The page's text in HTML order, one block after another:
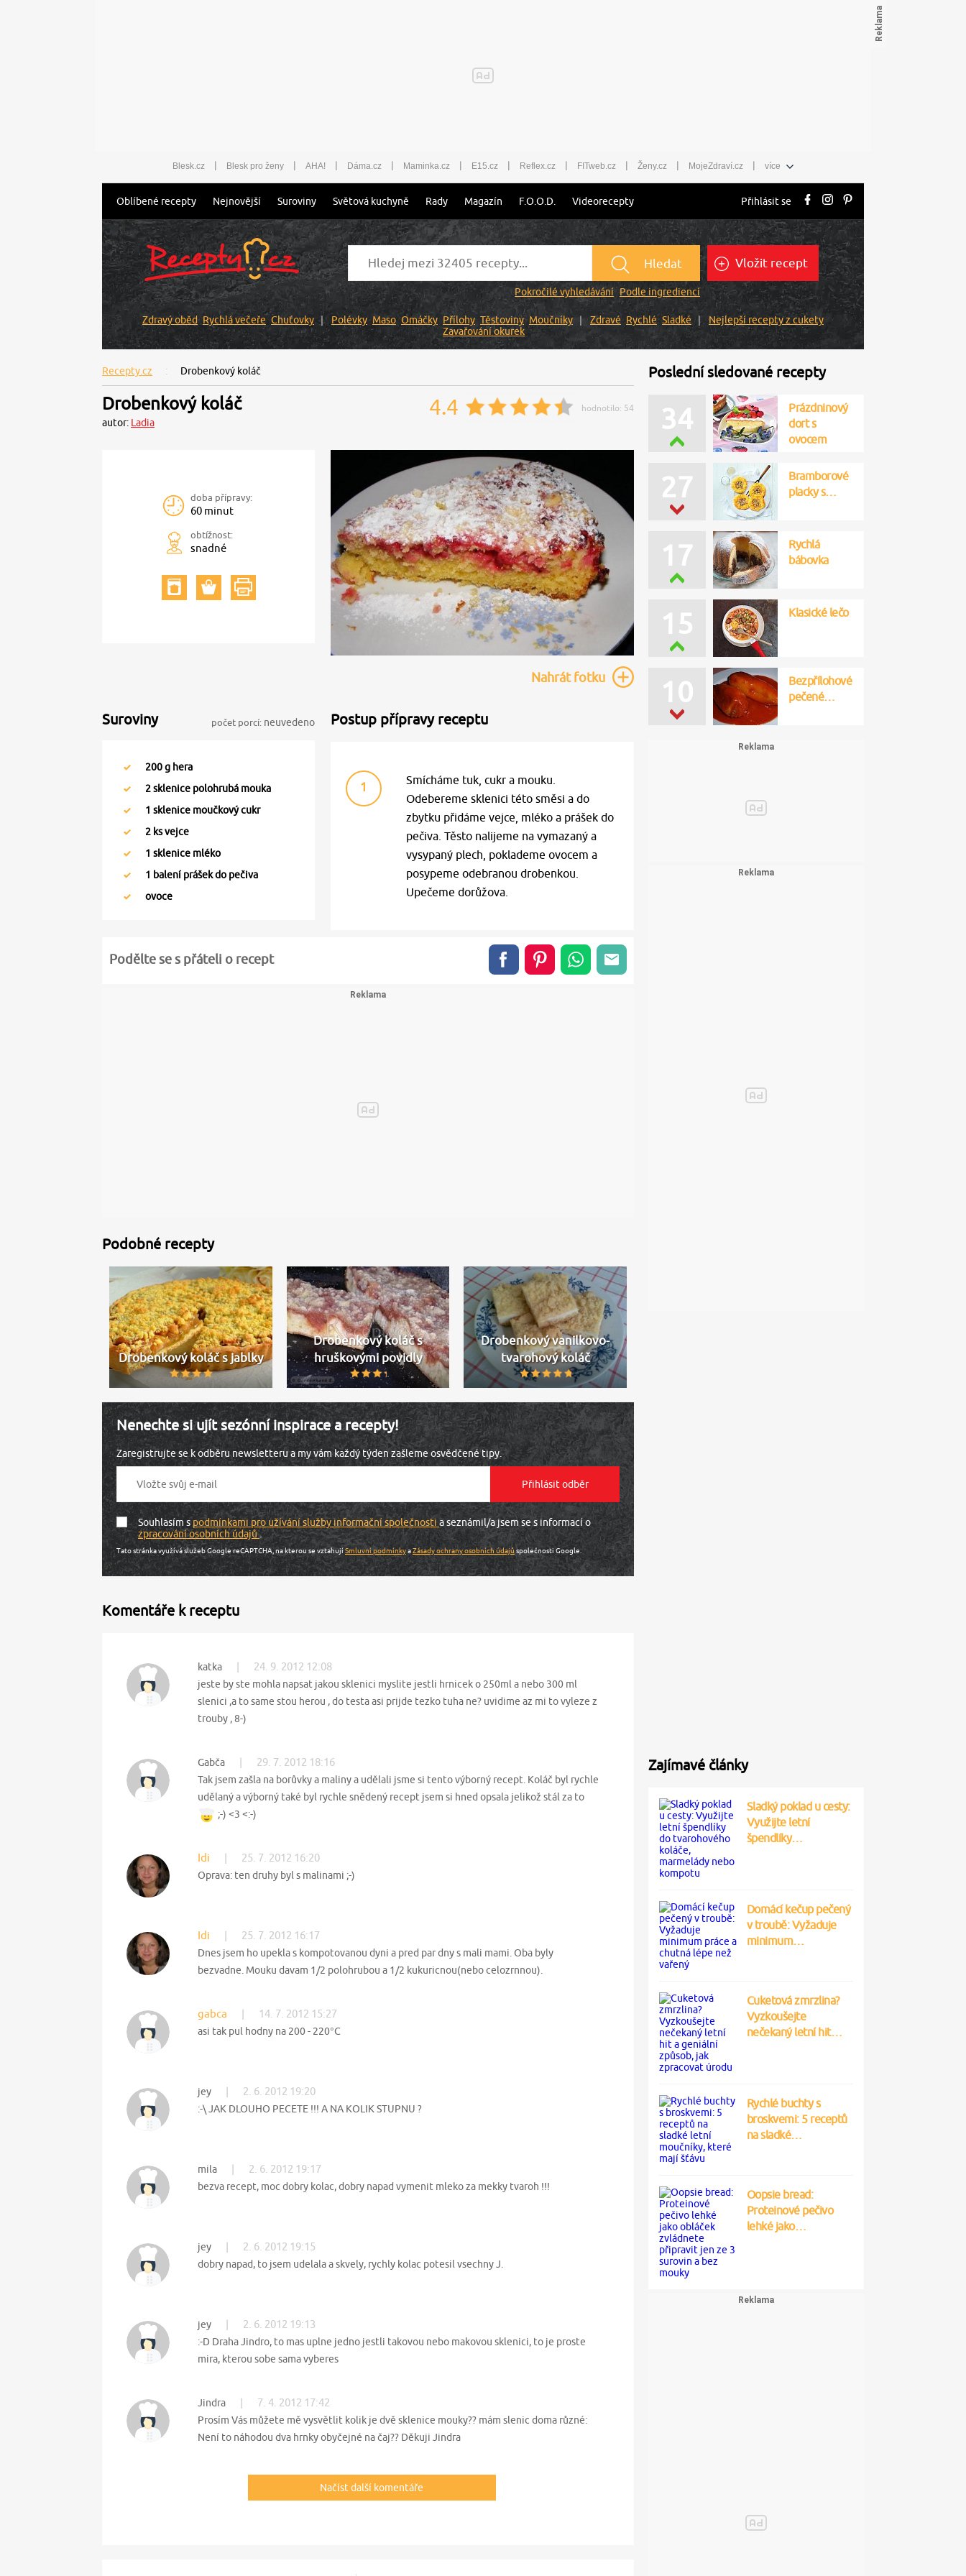
Blesk.cz | Blesk pro ženy | AHA! | Dáma.cz | Maminka.cz | E15.cz | Reflex.cz | FITweb.cz | Ženy.cz | MojeZdraví.cz | více
Oblíbené recepty Nejnovější Suroviny Světová kuchyně Rady Magazín F.O.O.D. Videorecepty Přihlásit se
Hledat
Pokročilé vyhledávání Podle ingrediencí
Vložit recept
Zdravý oběd Rychlá večeře Chuťovky Polévky Maso Omáčky Přílohy Těstoviny Moučníky Zdravé Rychlé Sladké
Nejlepší recepty z cukety
Zavařování okurek
Recepty.cz Drobenkový koláč
Drobenkový koláč
autor: Ladia
4.4 hodnotilo: 54
doba přípravy:
60 minut
obtížnost:
snadné
Nahrátfotku
Suroviny počet porcí: neuvedeno
200g hera
2sklenice polohrubá mouka
1 sklenice moučkový cukr
2 ks vejce
1 sklenice mléko
1 balení prášek do pečiva
ovoce
Postup přípravy receptu
1
Smícháme tuk, cukr a mouku.
Odebereme sklenici této směsi a do
zbytku přidáme vejce, mléko a prášek do
pečiva. Těsto nalijeme na vymazaný a
vysypaný plech, poklademe ovocem a
posypeme odebranou drobenkou.
Upečeme dorůžova.
Podělte se s přáteli o recept
Podobné recepty
Drobenkový koláč s jablky
Drobenkový koláč s
hruškovými povidly
Drobenkový vanilkovo-
tvarohový koláč
Nenechte si ujít sezónní inspirace a recepty!
Zaregistrujte se k odběru newsletteru a my vám každý týden zašleme osvědčené tipy.
Souhlasím spodmínkami pro užívání služby informační společnosti a seznámil/a jsem se s informací o
zpracování osobních údajů.
Tato stránka využívá služeb Google reCAPTCHA, na kterou se vztahujíSmluvní podmínkyaZásady ochrany osobních údajůspolečnosti Google.
Komentáře k receptu
katka 24. 9. 2012 12:08
jeste by ste mohla napsat jakou sklenici myslite jestli hrnicek o 250ml a nebo 300 ml
slenici ,a to same stou herou , do testa asi prijde tezko tuha ne? uvidime az mi to vyleze z
trouby , 8-)
Gabča 29. 7. 2012 18:16
Tak jsem zašla na borůvky a maliny a udělali jsme si tento výborný recept. Koláč byl rychle
udělaný a výborný také byl rychle snědený recept jsem si hned opsala jelikož stál za to
;-) <3 <:-)
Idi 25. 7. 2012 16:20
Oprava: ten druhy byl s malinami ;-)
Idi 25. 7. 2012 16:17
Dnes jsem ho upekla s kompotovanou dyni a pred par dny s mali mami. Oba byly
bezvadne. Mouku davam 1/2 polohrubou a 1/2 kukuricnou(nebo celozrnnou).
gabca 14. 7. 2012 15:27
asi tak pul hodny na 200 - 220°C
jey 2. 6. 2012 19:20
:-\ JAK DLOUHO PECETE !!! A NA KOLIK STUPNU ?
mila 2. 6. 2012 19:17
bezva recept, moc dobry kolac, dobry napad vymenit mleko za mekky tvaroh !!!
jey 2. 6. 2012 19:15
dobry napad, to jsem udelala a skvely, rychly kolac potesil vsechny J.
jey 2. 6. 2012 19:13
:-D Draha Jindro, to mas uplne jedno jestli takovou nebo makovou sklenici, to je proste
mira, kterou sobe sama vyberes
Jindra 7. 4. 2012 17:42
Prosím Vás můžete mě vysvětlit kolik je dvě sklenice mouky?? mám slenic doma různé:
Není to náhodou dva hrnky obyčejné na čaj?? Děkuji Jindra
Načíst další komentáře
Poslední sledované recepty
34
Prázdninový
dort s
ovocem
27
Bramborové
placky s…
17
Rychlá
bábovka
15 Klasické lečo
10
Bezpřílohové
pečené…
Zajímavé články
Sladký poklad u cesty:
Využijte letní
špendlíky…
Domácí kečup pečený
v troubě: Vyžaduje
minimum…
Cuketová zmrzlina?
Vyzkoušejte
nečekaný letní hit…
Rychlé buchty s
broskvemi: 5 receptů
na sladké…
Oopsie bread:
Proteinové pečivo
lehké jako…